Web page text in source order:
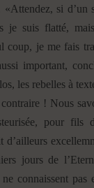
si d’un
je suis flatté,
je me fais
important,
les rebelles à
! Nous
pour fils
jours de
connaissent pas